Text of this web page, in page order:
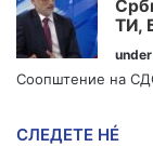
ТИ,
under
Соопштение на
СЛЕДЕТЕ НÉ